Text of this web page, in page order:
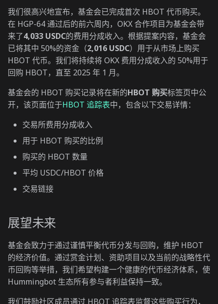
我们很高兴地宣布，基金会已完成首次 HBOT 代币购买。
在 HGP-64 通过后的前六周内，OKX 合作项目为基金会带
来了4,033 USDC的费用分成收入。根据提案内容，基金会
已将其中 50%的资金（2,016 USDC）用于从市场上购买
HBOT 代币。我们将持续将 OKX 费用分成收入的 50%用于
回购 HBOT，直至 2025 年 1 月。
基金会的 HBOT 购买记录将在新的HBOT 购买标签页中公
开，该页面位于HBOT 追踪表中，包含以下交易详情：
交易所费用分成收入
用于 HBOT 购买的比例
购买的 HBOT 数量
平均 USDC/HBOT 价格
交易链接
展望未来
基金会致力于通过谨慎平衡代币分发与回购，维护 HBOT
的经济价值。通过赏金计划、资助项目以及当前的战略性代
币回购等举措，我们希望构建一个健康的代币经济体系，使
Hummingbot 生态所有参与者利益保持一致。
我们鼓励社区成员通过 HBOT 追踪表监督这些购买行为，